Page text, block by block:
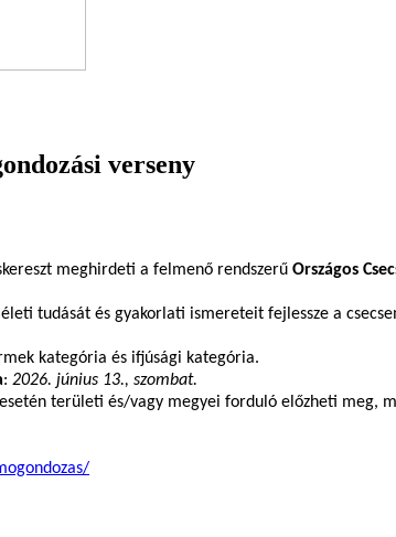
verseny
meghirdeti a felmenő rendszerű Országos
tudását és gyakorlati ismereteit fejlessze a
kategória és ifjúsági kategória.
: 2026. június 13., szombat.
területi és/vagy megyei forduló előzheti meg,